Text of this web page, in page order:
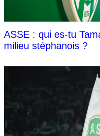
ASSE : qui es-tu
milieu stéphanois ?